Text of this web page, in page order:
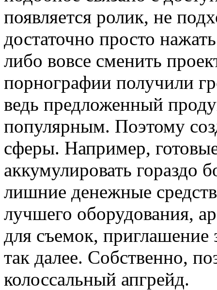
появляется ролик, не
достаточно просто
либо вовсе сменить
порнографии получили
ведь предложенный
популярным. Поэтому
сферы. Например,
аккумулировать гораздо
лишние денежные
лучшего оборудования,
для съемок, приглашение
так далее. Собственно,
колоссальный апгрейд.